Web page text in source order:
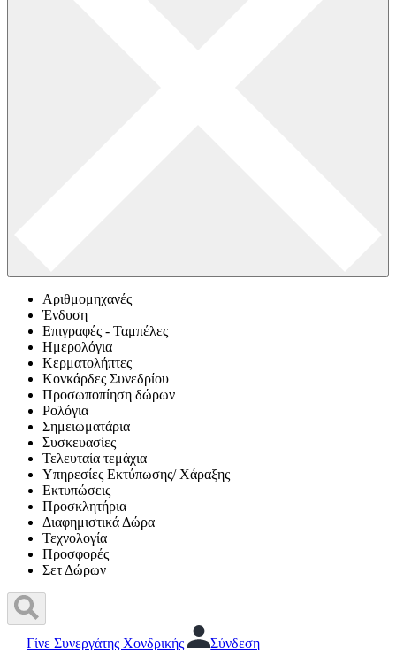
Αριθμομηχανές
Ένδυση
Επιγραφές - Ταμπέλες
Ημερολόγια
Κερματολήπτες
Κονκάρδες Συνεδρίου
Προσωποπίηση δώρων
Ρολόγια
Σημειωματάρια
Συσκευασίες
Τελευταία τεμάχια
Υπηρεσίες Εκτύπωσης/ Χάραξης
Εκτυπώσεις
Προσκλητήρια
Διαφημιστικά Δώρα
Τεχνολογία
Προσφορές
Σετ Δώρων
Γίνε Συνεργάτης Χονδρικής Σύνδεση